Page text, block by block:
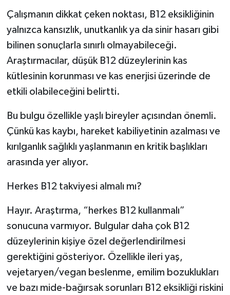
Çalışmanın dikkat çeken noktası, B12 eksikliğinin
yalnızca kansızlık, unutkanlık ya da sinir hasarı gibi
bilinen sonuçlarla sınırlı olmayabileceği.
Araştırmacılar, düşük B12 düzeylerinin kas
kütlesinin korunması ve kas enerjisi üzerinde de
etkili olabileceğini belirtti.
Bu bulgu özellikle yaşlı bireyler açısından önemli.
Çünkü kas kaybı, hareket kabiliyetinin azalması ve
kırılganlık sağlıklı yaşlanmanın en kritik başlıkları
arasında yer alıyor.
Herkes B12 takviyesi almalı mı?
Hayır. Araştırma, “herkes B12 kullanmalı”
sonucuna varmıyor. Bulgular daha çok B12
düzeylerinin kişiye özel değerlendirilmesi
gerektiğini gösteriyor. Özellikle ileri yaş,
vejetaryen/vegan beslenme, emilim bozuklukları
ve bazı mide-bağırsak sorunları B12 eksikliği riskini